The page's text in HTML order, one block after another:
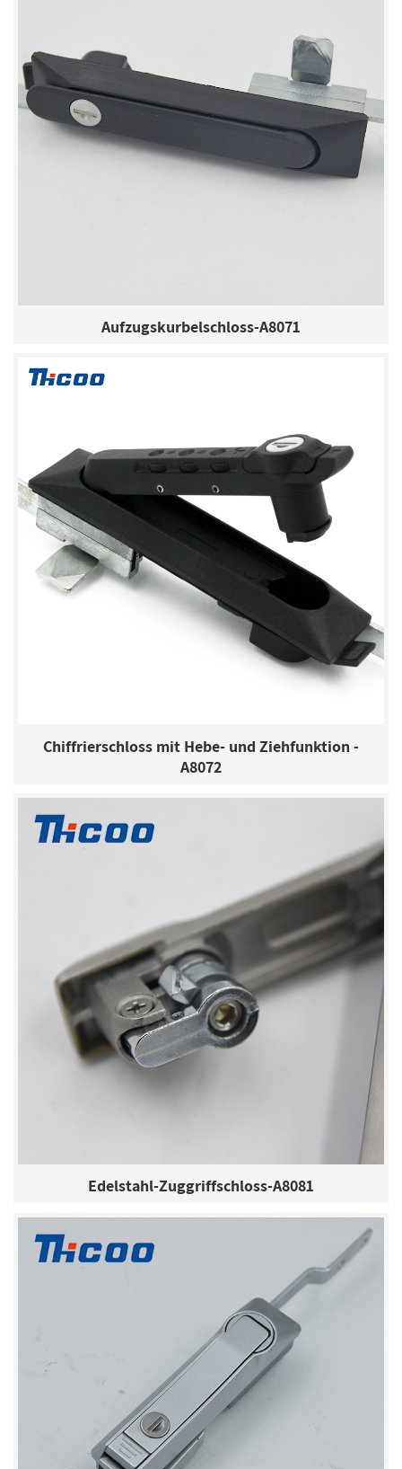
Aufzugskurbelschloss-A8071
Chiffrierschloss mit Hebe- und Ziehfunktion -
A8072
Edelstahl-Zuggriffschloss-A8081